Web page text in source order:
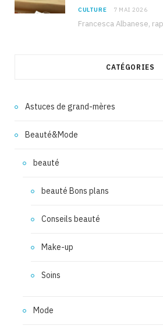
CULTURE 7 MAI 2026
CATÉGORIES
Astuces de grand-mères
Beauté&Mode
beauté
beauté Bons plans
Conseils beauté
Make-up
Soins
Mode